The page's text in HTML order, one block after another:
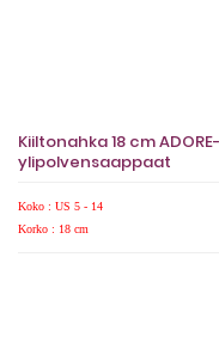
Kiiltonahka 18 cm
ylipolvensaappaat
Koko : US 5 - 14
Korko : 18 cm